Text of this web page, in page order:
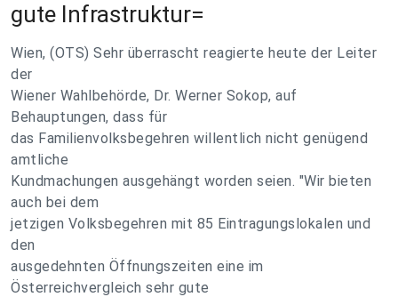
gute Infrastruktur=
Wien, (OTS) Sehr überrascht reagierte heute der Leiter
der
Wiener Wahlbehörde, Dr. Werner Sokop, auf
Behauptungen, dass für
das Familienvolksbegehren willentlich nicht genügend
amtliche
Kundmachungen ausgehängt worden seien. "Wir bieten
auch bei dem
jetzigen Volksbegehren mit 85 Eintragungslokalen und
den
ausgedehnten Öffnungszeiten eine im
Österreichvergleich sehr gute